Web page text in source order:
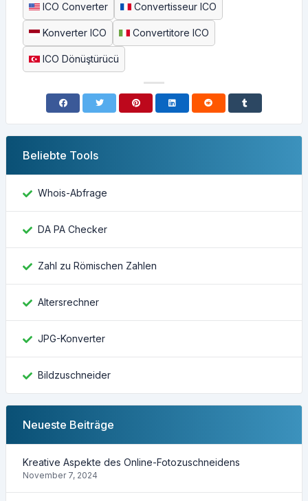
ICO Converter Convertisseur ICO
Konverter ICO Convertitore ICO
ICO Dönüştürücü
Beliebte Tools
Whois-Abfrage
DA PA Checker
Zahl zu Römischen Zahlen
Altersrechner
JPG-Konverter
Bildzuschneider
Neueste Beiträge
Kreative Aspekte des Online-Fotozuschneidens
November 7, 2024